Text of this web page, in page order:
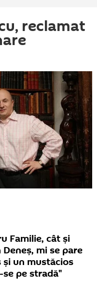
reclamat
Familie, cât și
mi se pare
și un mustăcios
pe stradă"